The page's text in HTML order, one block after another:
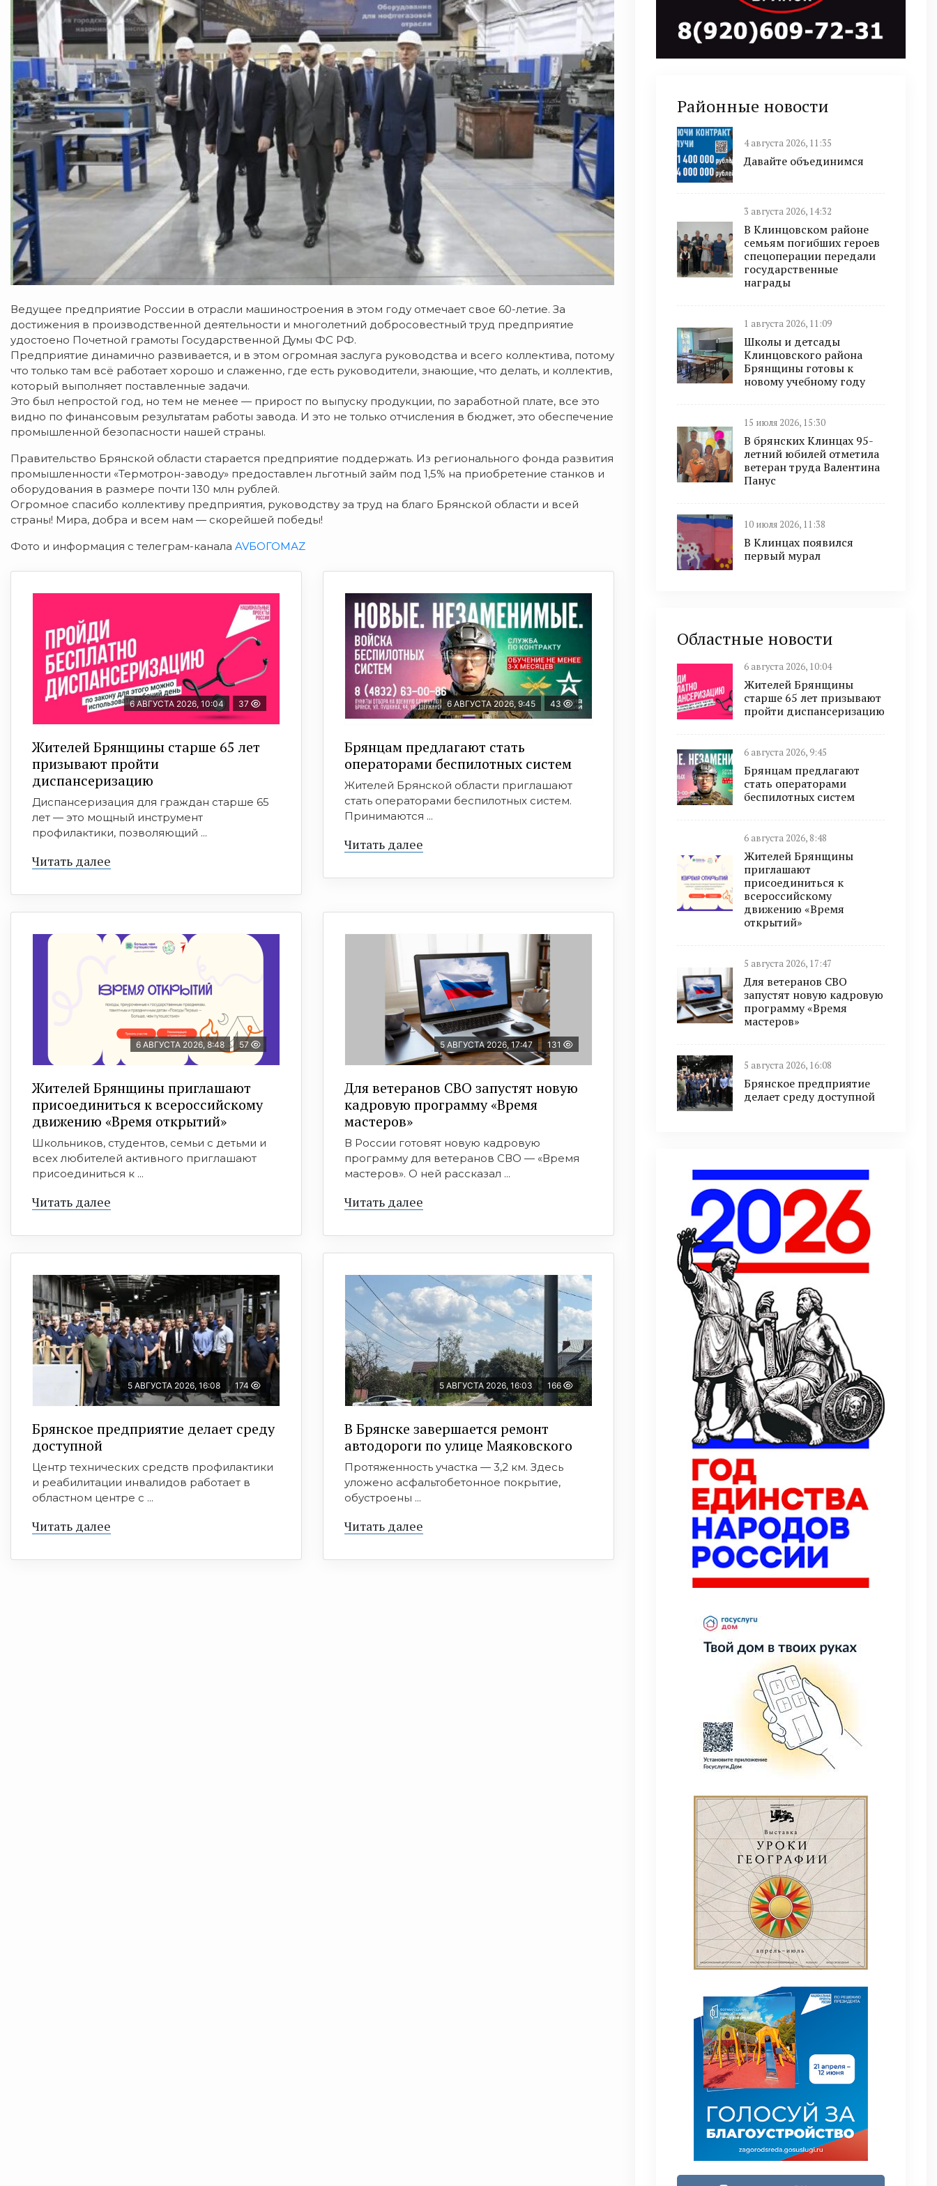
Ведущее предприятие России в отрасли машиностроения в этом году отмечает свое 60-летие. За
достижения в производственной деятельности и многолетний добросовестный труд предприятие
удостоено Почетной грамоты Государственной Думы ФС РФ.
Предприятие динамично развивается, и в этом огромная заслуга руководства и всего коллектива, потому
что только там всё работает хорошо и слаженно, где есть руководители, знающие, что делать, и коллектив,
который выполняет поставленные задачи.
Это был непростой год, но тем не менее — прирост по выпуску продукции, по заработной плате, все это
видно по финансовым результатам работы завода. И это не только отчисления в бюджет, это обеспечение
промышленной безопасности нашей страны.
Правительство Брянской области старается предприятие поддержать. Из регионального фонда развития
промышленности «Термотрон-заводу» предоставлен льготный займ под 1,5% на приобретение станков и
оборудования в размере почти 130 млн рублей.
Огромное спасибо коллективу предприятия, руководству за труд на благо Брянской области и всей
страны! Мира, добра и всем нам — скорейшей победы!
Фото и информация с телеграм-канала AVБОГОМАZ
6 АВГУСТА 2026, 10:04 37
Жителей Брянщины старше 65 лет
призывают пройти
диспансеризацию
Диспансеризация для граждан старше 65
лет — это мощный инструмент
профилактики, позволяющий ...
Читать далее
6 АВГУСТА 2026, 9:45 43
Брянцам предлагают cтать
оперaтoрами бeспилотных систeм
Жителей Брянской области приглашают
стать операторами беспилотных систем.
Принимаются ...
Читать далее
6 АВГУСТА 2026, 8:48 57
Жителей Брянщины приглашают
присоединиться к всероссийскому
движению «Время открытий»
Школьников, студентов, семьи с детьми и
всех любителей активного приглашают
присоединиться к ...
Читать далее
5 АВГУСТА 2026, 17:47 131
Для ветеранов СВО запустят новую
кадровую программу «Время
мастеров»
В России готовят новую кадровую
программу для ветеранов СВО — «Время
мастеров». О ней рассказал ...
Читать далее
5 АВГУСТА 2026, 16:08 174
Брянское предприятие делает среду
доступной
Центр технических средств профилактики
и реабилитации инвалидов работает в
областном центре с ...
Читать далее
5 АВГУСТА 2026, 16:03 166
В Брянске завершается ремонт
автодороги по улице Маяковского
Протяженность участка — 3,2 км. Здесь
уложено асфальтобетонное покрытие,
обустроены ...
Читать далее
Районные новости
4 августа 2026, 11:35
Давайте объединимся
3 августа 2026, 14:32
В Клинцовском районе
семьям погибших героев
спецоперации передали
государственные
награды
1 августа 2026, 11:09
Школы и детсады
Клинцовского района
Брянщины готовы к
новому учебному году
15 июля 2026, 15:30
В брянских Клинцах 95-
летний юбилей отметила
ветеран труда Валентина
Панус
10 июля 2026, 11:38
В Клинцах появился
первый мурал
Областные новости
6 августа 2026, 10:04
Жителей Брянщины
старше 65 лет призывают
пройти диспансеризацию
6 августа 2026, 9:45
Брянцам предлагают
cтать оперaтoрами
бeспилотных систeм
6 августа 2026, 8:48
Жителей Брянщины
приглашают
присоединиться к
всероссийскому
движению «Время
открытий»
5 августа 2026, 17:47
Для ветеранов СВО
запустят новую кадровую
программу «Время
мастеров»
5 августа 2026, 16:08
Брянское предприятие
делает среду доступной